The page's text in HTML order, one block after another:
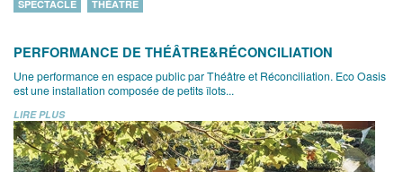
SPECTACLE THÉÂTRE
PERFORMANCE DE THÉÂTRE&RÉCONCILIATION
Une performance en espace public par Théâtre et Réconciliation. Eco Oasis
est une installation composée de petits îlots...
LIRE PLUS